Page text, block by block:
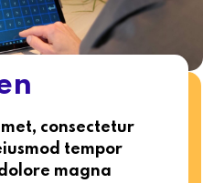
consectetur
tempor
magna